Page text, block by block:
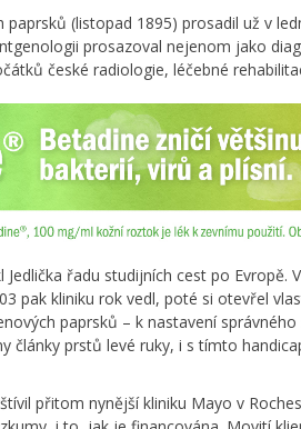
(listopad 1895) prosadil už v
prosazoval nejenom jako
české radiologie, léčebné
řadu studijních cest po Evropě.
pak kliniku rok vedl, poté si otevřel
paprsků – k nastavení
články prstů levé ruky, i s tímto
přitom nynější kliniku Mayo v